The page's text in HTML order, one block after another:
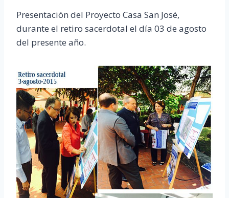
Presentación del Proyecto Casa San José,
durante el retiro sacerdotal el día 03 de agosto
del presente año.